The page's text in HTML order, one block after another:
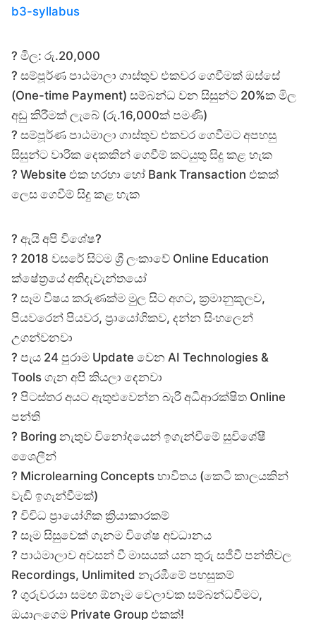
b3-syllabus
?️ මිල: රු.20,000
?️ සම්පූර්ණ පාඨමාලා ගාස්තුව එකවර ගෙවීමක් ඔස්සේ
(One-time Payment) සම්බන්ධ වන සිසුන්ට 20%ක මිල
අඩු කිරීමක් ලැබේ (රු.16,000ක් පමණි)
?️ සම්පූර්ණ පාඨමාලා ගාස්තුව එකවර ගෙවීමට අපහසු
සිසුන්ට වාරික දෙකකින් ගෙවීම් කටයුතු සිදු කළ හැක
?️ Website එක හරහා හෝ Bank Transaction එකක්
ලෙස ගෙවීම් සිදු කළ හැක
? ඇයි අපි විශේෂ?
? 2018 වසරේ සිටම ශ්‍රී ලංකාවේ Online Education
ක්ෂේත්‍රයේ අතිදැවැන්තයෝ
? සෑම විෂය කරුණක්ම මුල සිට අගට, ක්‍රමානුකූලව,
පියවරෙන් පියවර, ප්‍රායෝගිකව, දන්න සිංහලෙන්
උගන්වනවා
? පැය 24 පුරාම Update වෙන AI Technologies &
Tools ගැන අපි කියලා දෙනවා
? පිටස්තර අයට ඇතුළුවෙන්න බැරි අධිආරක්ෂිත Online
පන්ති
? Boring නැතුව විනෝදයෙන් ඉගැන්වීමේ සුවිශේෂී
ශෛලීන්
? Microlearning Concepts භාවිතය (කෙටි කාලයකින්
වැඩි ඉගැන්වීමක්)
? විවිධ ප්‍රායෝගික ක්‍රියාකාරකම්
? සෑම සිසුවෙක් ගැනම විශේෂ අවධානය
? පාඨමාලාව අවසන් වී මාසයක් යන තුරු සජීවී පන්තිවල
Recordings, Unlimited නැරඹීමේ පහසුකම්
? ගුරුවරයා සමඟ ඕනෑම වෙලාවක සම්බන්ධවීමට,
ඔයාලගෙම Private Group එකක්!